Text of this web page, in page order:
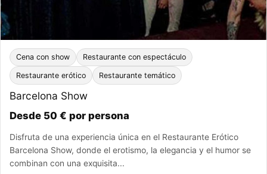
Cena con show Restaurante con espectáculo
Restaurante erótico Restaurante temático
Barcelona Show
Desde 50 € por persona
Disfruta de una experiencia única en el Restaurante Erótico
Barcelona Show, donde el erotismo, la elegancia y el humor se
combinan con una exquisita...